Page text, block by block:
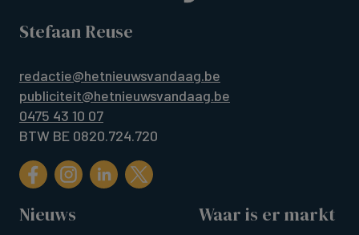
Stefaan Reuse
redactie@hetnieuwsvandaag.be
publiciteit@hetnieuwsvandaag.be
0475 43 10 07
BTW BE 0820.724.720
Nieuws Waar is er markt